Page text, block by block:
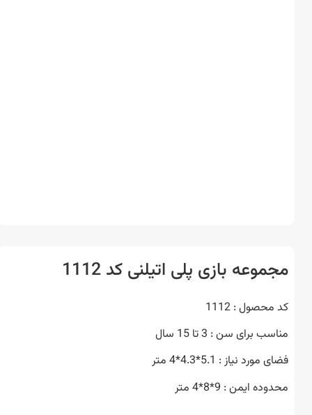
بازی پلی اتیلنی کد 1112
: 1112
برای سن : 3 تا 15 سال
نیاز : 5.1*4.3*4 متر
ایمن : 9*8*4 متر